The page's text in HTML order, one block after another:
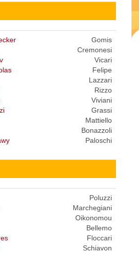
Gomis
Cremonesi
Vicari
Felipe
Lazzari
Rizzo
Viviani
Grassi
Mattiello
Bonazzoli
Paloschi
Poluzzi
Marchegiani
Oikonomou
Bellemo
Floccari
Schiavon